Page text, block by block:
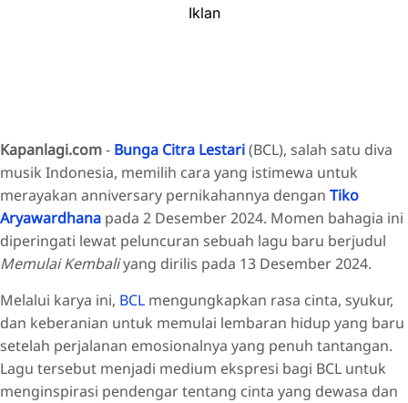
Iklan
Kapanlagi.com- Bunga Citra Lestari(BCL), salah satu diva
musik Indonesia, memilih cara yang istimewa untuk
merayakan anniversary pernikahannya dengan Tiko
Aryawardhana pada 2 Desember 2024. Momen bahagia ini
diperingati lewat peluncuran sebuah lagu baru berjudul
Memulai Kembaliyang dirilis pada 13 Desember 2024.
Melalui karya ini, BCL mengungkapkan rasa cinta, syukur,
dan keberanian untuk memulai lembaran hidup yang baru
setelah perjalanan emosionalnya yang penuh tantangan.
Lagu tersebut menjadi medium ekspresi bagi BCL untuk
menginspirasi pendengar tentang cinta yang dewasa dan